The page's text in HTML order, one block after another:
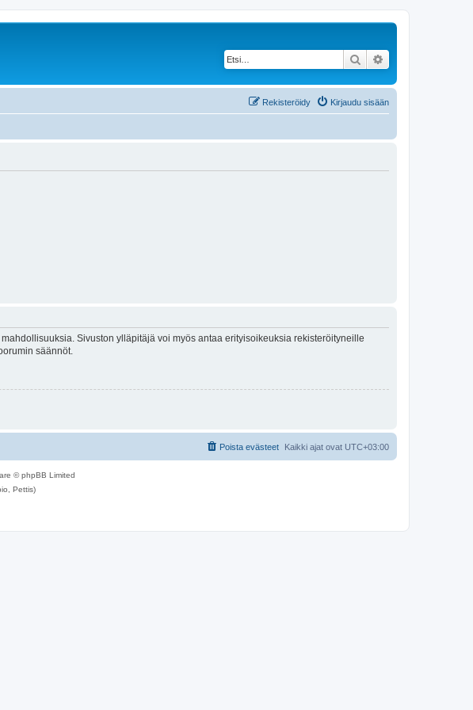
Etsi
Kirjaudu sisään
Rekisteröidy
Sivuston ylläpitäjä voi myös antaa erityisoikeuksia rekisteröityneille
säännöt.
Kaikki ajat ovat UTC+03:00
Poista evästeet
© phpBB Limited
Pettis)